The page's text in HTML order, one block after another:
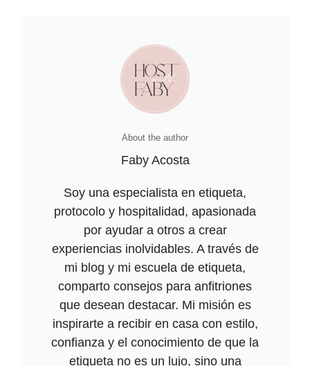
About the author
Faby Acosta
Soy una especialista en etiqueta,
protocolo y hospitalidad, apasionada
por ayudar a otros a crear
experiencias inolvidables. A través de
mi blog y mi escuela de etiqueta,
comparto consejos para anfitriones
que desean destacar. Mi misión es
inspirarte a recibir en casa con estilo,
confianza y el conocimiento de que la
etiqueta no es un lujo, sino una